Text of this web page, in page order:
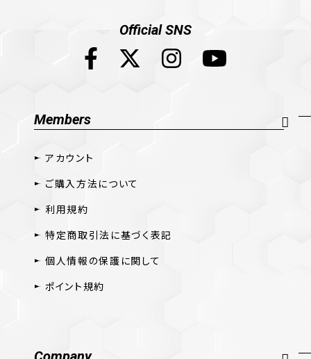
Official SNS
Members
アカウント
ご購入方法について
利用規約
特定商取引法に基づく表記
個人情報の保護に関して
ポイント規約